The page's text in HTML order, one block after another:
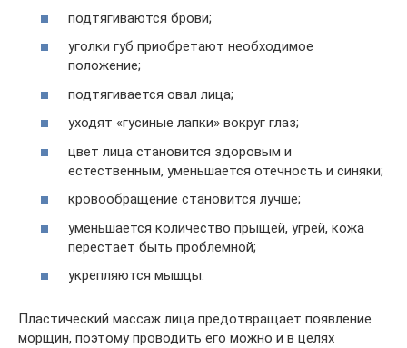
подтягиваются брови;
уголки губ приобретают необходимое
положение;
подтягивается овал лица;
уходят «гусиные лапки» вокруг глаз;
цвет лица становится здоровым и
естественным, уменьшается отечность и синяки;
кровообращение становится лучше;
уменьшается количество прыщей, угрей, кожа
перестает быть проблемной;
укрепляются мышцы.
Пластический массаж лица предотвращает появление
морщин, поэтому проводить его можно и в целях